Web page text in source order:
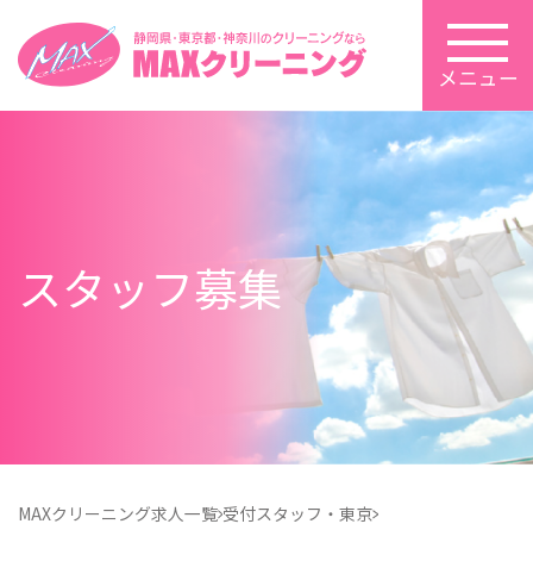
メニュー
スタッフ募集
MAXクリーニング求人一覧 受付スタッフ・東京